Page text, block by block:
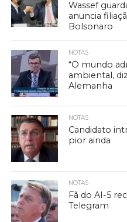
Wassef
anuncia
Bolsonaro
NOTAS
“O mundo
ambiental,
Alemanha
NOTAS
Candidato
pior ainda
NOTAS
Fã do AI-5
Telegram